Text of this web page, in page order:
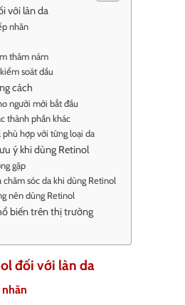
với làn da
nhăn
thâm nám
soát dầu
cách
người mới bắt đầu
thành phần khác
hợp với từng loại da
ý khi dùng Retinol
gặp
chăm sóc da khi dùng Retinol
nên dùng Retinol
biến trên thị trường
đối với làn da